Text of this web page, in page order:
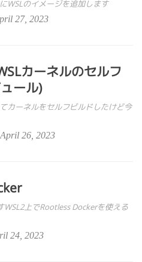
WSLのイメージを追加します
27, 2023
カーネルのセルフ
ール)
カーネルをセルフビルドしたけど今
26, 2023
上でRootless Dockerを使える
24, 2023